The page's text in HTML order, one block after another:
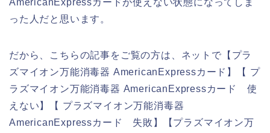
った人だと思います。
だから、こちらの記事をご覧の方は、ネットで【プラ
ズマイオン万能消毒器 AmericanExpressカード】【 プ
ラズマイオン万能消毒器 AmericanExpressカード 使
えない】【 プラズマイオン万能消毒器
AmericanExpressカード 失敗】【プラズマイオン万